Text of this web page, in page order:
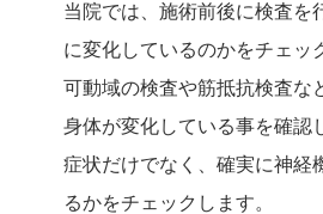
当院では、施術前後に検査を
に変化しているのかをチェッ
可動域の検査や筋抵抗検査な
身体が変化している事を確認
症状だけでなく、確実に神経
るかをチェックします。